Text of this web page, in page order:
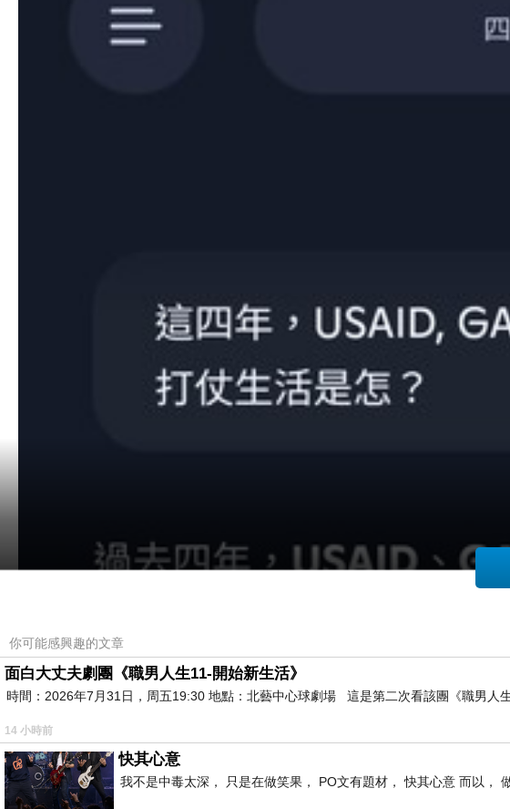
你可能感興趣的文章
面白大丈夫劇團《職男人生11-開始新生活》
時間：2026年7月31日，周五19:30 地點：北藝中心球劇場 這是第二次看該團《職男人
14 小時前
快其心意
我不是中毒太深， 只是在做笑果， PO文有題材， 快其心意 而以，